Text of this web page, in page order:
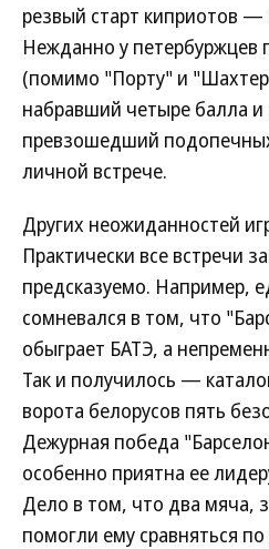
резвый старт киприотов —
Нежданно у петербуржцев
(помимо "Порту" и
набравший четыре балла и
превзошедший
личной встрече.
Других неожиданностей
Практически все встречи
предсказуемо. Например,
сомневался в том, что
обыграет БАТЭ, а
Так и получилось —
ворота белорусов пять
Дежурная победа
особенно приятна ее
Дело в том, что два мяча,
помогли ему сравняться